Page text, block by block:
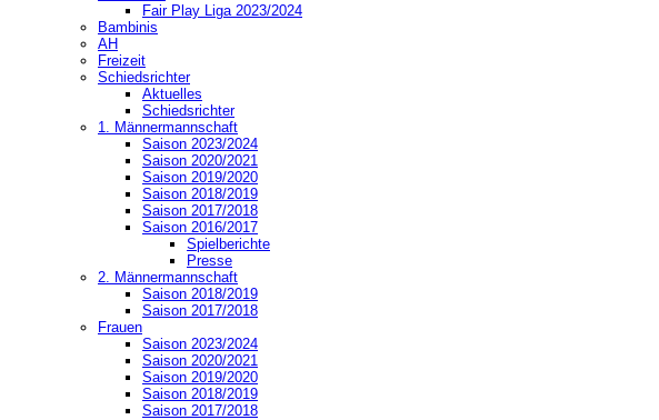
Fair Play Liga 2023/2024
Bambinis
AH
Freizeit
Schiedsrichter
Aktuelles
Schiedsrichter
1. Männermannschaft
Saison 2023/2024
Saison 2020/2021
Saison 2019/2020
Saison 2018/2019
Saison 2017/2018
Saison 2016/2017
Spielberichte
Presse
2. Männermannschaft
Saison 2018/2019
Saison 2017/2018
Frauen
Saison 2023/2024
Saison 2020/2021
Saison 2019/2020
Saison 2018/2019
Saison 2017/2018